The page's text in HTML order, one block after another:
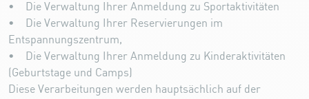
• Die Verwaltung Ihrer Anmeldung zu Sportaktivitäten
• Die Verwaltung Ihrer Reservierungen im
Entspannungszentrum,
• Die Verwaltung Ihrer Anmeldung zu Kinderaktivitäten
(Geburtstage und Camps)
Diese Verarbeitungen werden hauptsächlich auf der